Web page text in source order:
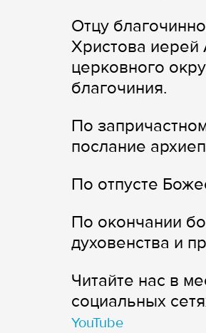
Отцу
Христова иерей
церковного
благочиния.
По
послание
По отпусте
По окончании
духовенства и
Читайте нас в
cоциальных
YouTube